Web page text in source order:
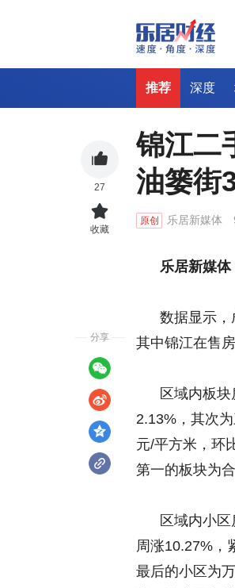
推荐 深度
锦江二
油篓街
原创 乐居新媒体
乐居新媒体
数据显示，
其中锦江在售
区域内板块
2.13%，其次
元/平方米，环
第一的板块为
区域内小区
周涨10.27%，
最后的小区为
27
收藏
分享